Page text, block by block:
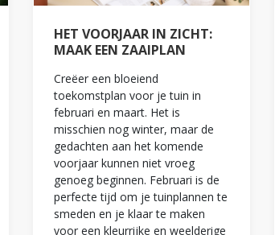
HET VOORJAAR IN ZICHT:
MAAK EEN ZAAIPLAN
Creëer een bloeiend
toekomstplan voor je tuin in
februari en maart. Het is
misschien nog winter, maar de
gedachten aan het komende
voorjaar kunnen niet vroeg
genoeg beginnen. Februari is de
perfecte tijd om je tuinplannen te
smeden en je klaar te maken
voor een kleurrijke en weelderige